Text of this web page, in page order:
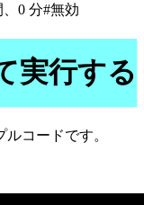
0 分#無効
実行する
コードです。